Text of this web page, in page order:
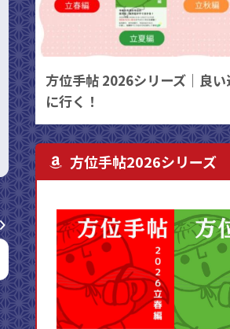
方位手帖 2026シリーズ｜良い
に行く！
方位手帖2026シリーズ